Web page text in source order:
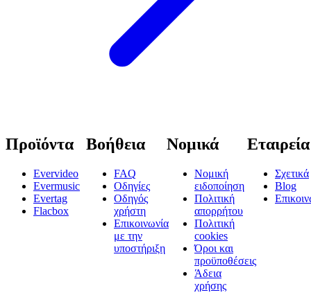
Προϊόντα
Evervideo
Evermusic
Evertag
Flacbox
Βοήθεια
FAQ
Οδηγίες
Οδηγός
χρήστη
Επικοινωνία
με την
υποστήριξη
Νομικά
Νομική
ειδοποίηση
Πολιτική
απορρήτου
Πολιτική
cookies
Όροι και
προϋποθέσεις
Άδεια
χρήσης
Εταιρεία
Σχετικά
Blog